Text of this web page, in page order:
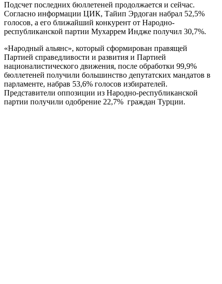
Подсчет последних бюллетеней продолжается и сейчас.
Согласно информации ЦИК, Тайип Эрдоган набрал 52,5%
голосов, а его ближайший конкурент от Народно-
республиканской партии Мухаррем Индже получил 30,7%.
«Народный альянс», который сформирован правящей
Партией справедливости и развития и Партией
националистического движения, после обработки 99,9%
бюллетеней получили большинство депутатских мандатов в
парламенте, набрав 53,6% голосов избирателей.
Представители оппозиции из Народно-республиканской
партии получили одобрение 22,7% граждан Турции.